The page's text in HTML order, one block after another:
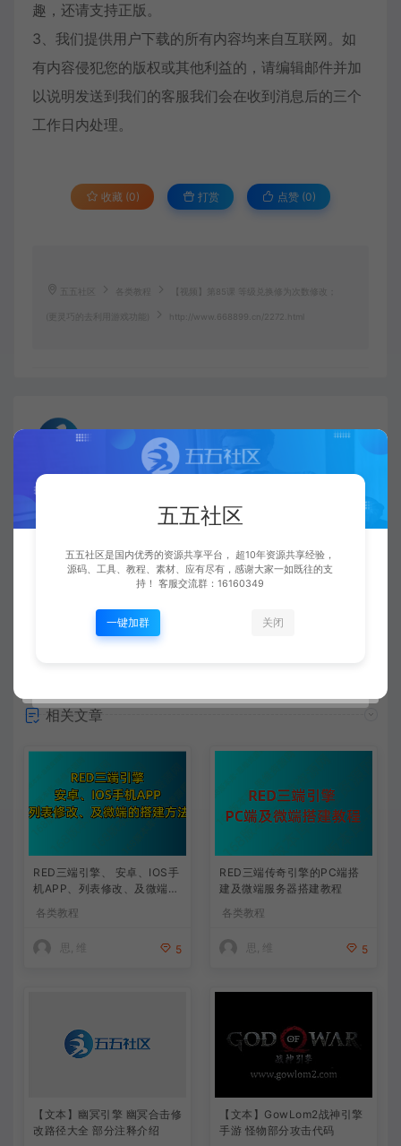
趣，还请支持正版。
3、我们提供用户下载的所有内容均来自互联网。如
有内容侵犯您的版权或其他利益的，请编辑邮件并加
以说明发送到我们的客服我们会在收到消息后的三个
工作日内处理。
收藏 (0) 打赏 点赞 (0)
五五社区 各类教程 【视频】第85课 等级兑换修为次数修改；
http://www.668899.cn/2272.html
五五社区
【视频】第84课 修改通天塔副本进入转生等级；(设置更低的进入标准)
常见问题
相关文章
RED三端引擎、 安卓、IOS手
机APP、列表修改、及微端的
各类教程
思, 维 5
RED三端传奇引擎的PC端搭
建及微端服务器搭建教程
各类教程
思, 维 5
【文本】幽冥引擎 幽冥合击修
改路径大全 部分注释介绍
【文本】GowLom2战神引擎
手游 怪物部分攻击代码
五五社区
五五社区是国内优秀的资源共享平台， 超10年资源共享经验，
源码、工具、教程、素材、应有尽有，感谢大家一如既往的支
持！ 客服交流群：16160349
一键加群 关闭